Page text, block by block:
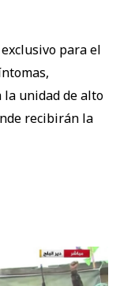
para el
la unidad de alto
recibirán la